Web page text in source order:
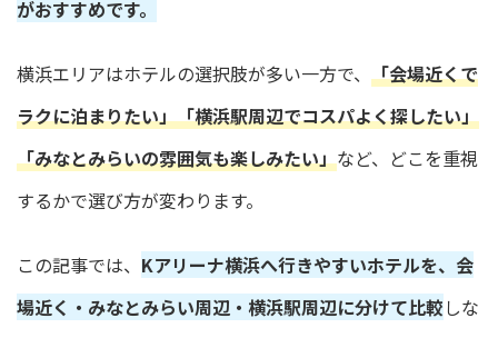
がおすすめです。
横浜エリアはホテルの選択肢が多い一方で、 「会場近くで
ラクに泊まりたい」「横浜駅周辺でコスパよく探したい」
「みなとみらいの雰囲気も楽しみたい」など、どこを重視
するかで選び方が変わります。
この記事では、 Kアリーナ横浜へ行きやすいホテルを、会
場近く・みなとみらい周辺・横浜駅周辺に分けて比較しな